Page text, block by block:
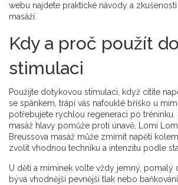
webu najdete praktické návody a
masáží.
Kdy a proč použít
stimulaci
Použijte dotykovou stimulaci, když cítíte
se spánkem, trápí vás nafouklé bříško u
potřebujete rychlou regeneraci po tréninku.
masáž hlavy pomůže proti únavě, Lomi
Breussova masáž může zmírnit napětí
zvolit vhodnou techniku a intenzitu podle
U dětí a miminek volte vždy jemný, pomalý
bývá vhodnější pevnější tlak nebo